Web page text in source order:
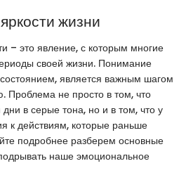
жизни
– это явление, с которым многие
своей жизни. Понимание
является важным шагом
Проблема не просто в том, что
в серые тона, но и в том, что у
к действиям, которые раньше
подробнее разберем основные
наше эмоциональное